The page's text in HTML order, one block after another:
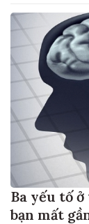
Ba yếu tố
bạn mất